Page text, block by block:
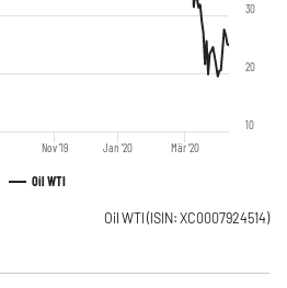
Oil WTI
Nov '19 Jan '20 Mär '20
10
20
30
Oil WTI (ISIN: XC0007924514)